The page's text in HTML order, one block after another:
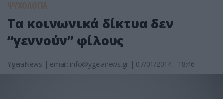
ΨΥΧΟΛΟΓΙΑ
Τα κοινωνικά δίκτυα δεν
“γεννούν” φίλους
YgeiaNews | email: info@ygeianews.gr | 07/01/2014 - 18:46